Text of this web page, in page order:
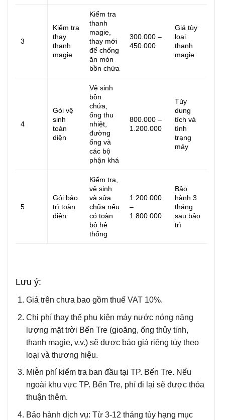
3
Kiểm tra
thay
thanh
magie
Kiểm tra
thanh
magie,
thay mới
để chống
ăn mòn
bồn chứa
300.000 –
450.000
Giá tùy
loại
thanh
magie
4
Gói vệ
sinh
toàn
diện
Vệ sinh
bồn
chứa,
ống thu
nhiệt,
đường
ống và
các bộ
phận khá
800.000 –
1.200.000
Tùy
dung
tích và
tình
trạng
máy
5
Gói bảo
trì toàn
diện
Kiểm tra,
vệ sinh
và sửa
chữa nếu
có toàn
bộ hệ
thống
1.200.000
–
1.800.000
Bảo
hành 3
tháng
sau bảo
trì
Lưu ý:
Giá trên chưa bao gồm thuế VAT 10%.
Chi phí thay thế phụ kiện máy nước nóng năng
lượng mặt trời Bến Tre (gioăng, ống thủy tinh,
thanh magie, v.v.) sẽ được báo giá riêng tùy theo
loại và thương hiệu.
Miễn phí kiểm tra ban đầu tại TP. Bến Tre. Nếu
ngoài khu vực TP. Bến Tre, phí đi lại sẽ được thỏa
thuận thêm.
Bảo hành dịch vụ: Từ 3-12 tháng tùy hạng mục